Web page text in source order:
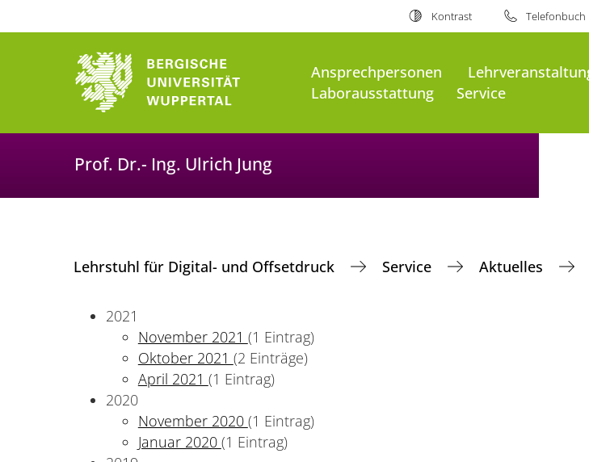
Kontrast Telefonbuch
Ansprechpersonen
Laborausstattung
Service
Prof. Dr.- Ing. Ulrich Jung
Lehrstuhl für Digital- und Offsetdruck Service Aktuelles
2021
November 2021 (1 Eintrag)
Oktober 2021 (2 Einträge)
April 2021 (1 Eintrag)
2020
November 2020 (1 Eintrag)
Januar 2020 (1 Eintrag)